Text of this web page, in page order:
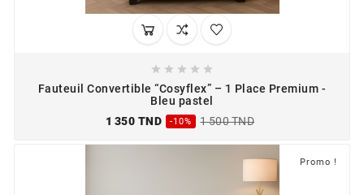
    
Fauteuil Convertible “Cosyflex” – 1 Place Premium -
Bleu pastel
1 350 TND
-10% 1 500 TND
Promo !